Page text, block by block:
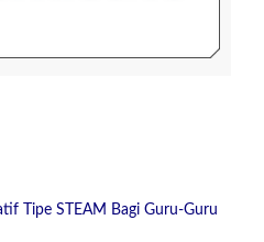
Tipe STEAM Bagi Guru-Guru